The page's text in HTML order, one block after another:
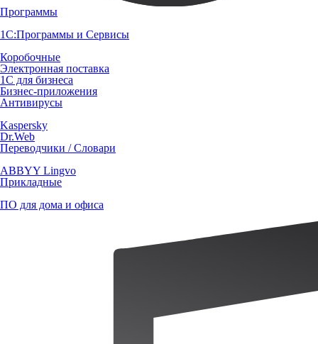
Программы
1С:Программы и Сервисы
Коробочные
Электронная поставка
1С для бизнеса
Бизнес-приложения
Антивирусы
Kaspersky
Dr.Web
Переводчики / Словари
ABBYY Lingvo
Прикладные
ПО для дома и офиса